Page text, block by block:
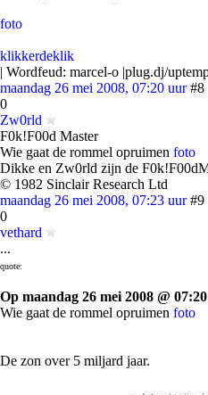
foto
klikkerdeklik
| Wordfeud: marcel-o |plug.dj/
maandag 26 mei 2008, 07:20 uur #8
0
Zw0rld
F0k!F00d Master
Wie gaat de rommel opruimen foto
Dikke en Zw0rld zijn de
© 1982 Sinclair Research Ltd
maandag 26 mei 2008, 07:23 uur #9
0
vethard
...
quote:
Op maandag 26 mei 2008 @
Wie gaat de rommel opruimen foto
De zon over 5 miljard jaar.